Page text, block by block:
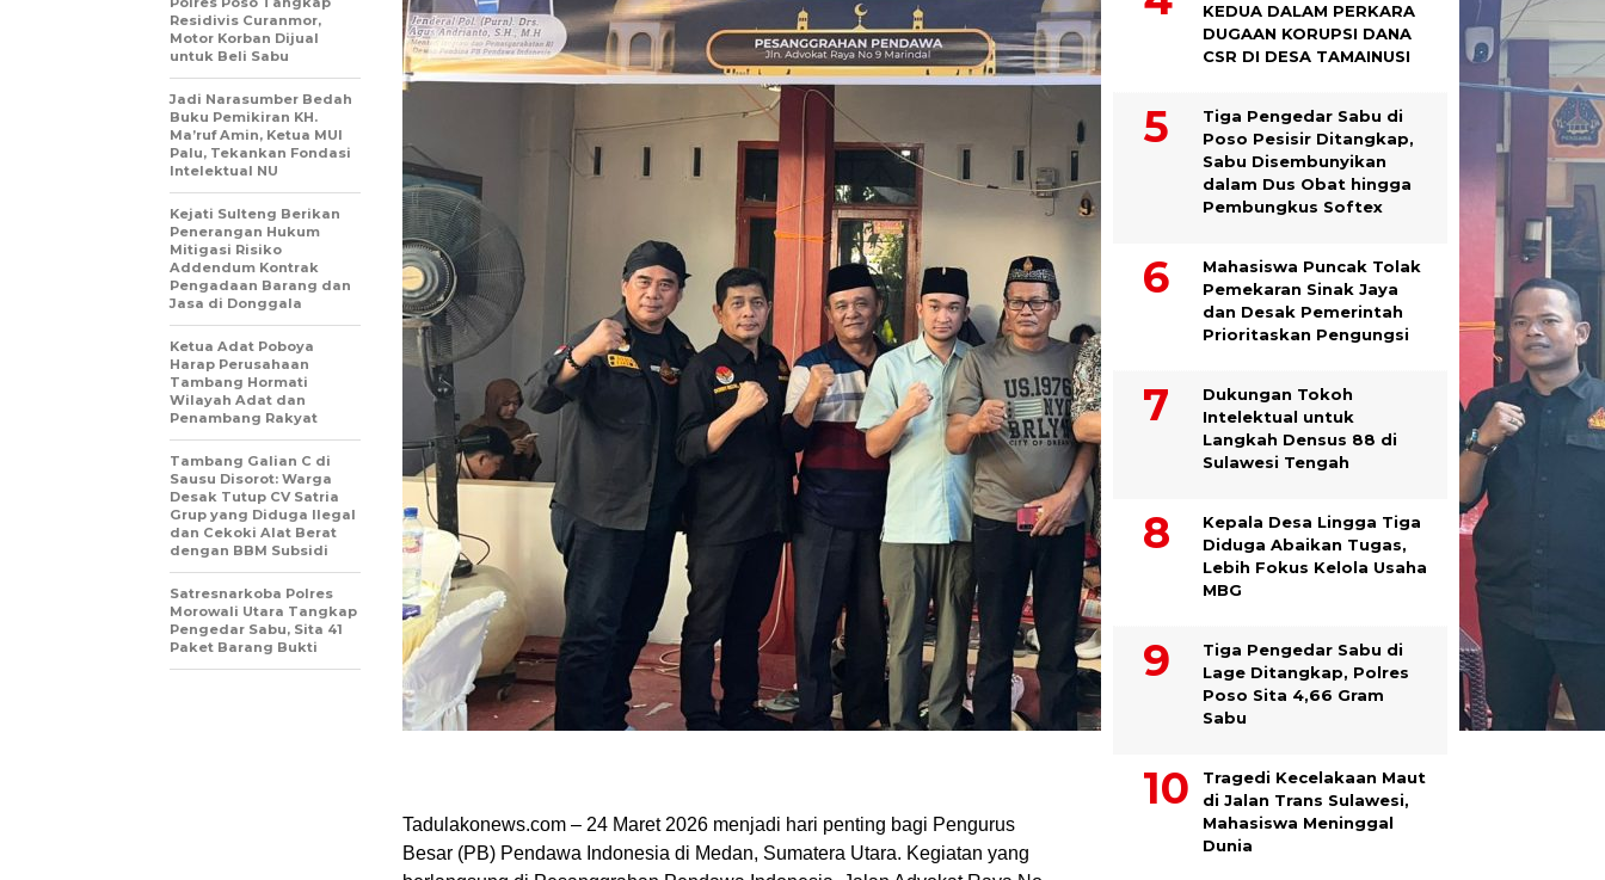
Tadulakonews.com – 24 Maret 2026 menjadi hari penting bagi Pengurus
Besar (PB) Pendawa Indonesia di Medan, Sumatera Utara. Kegiatan yang
Residivis Curanmor,
Motor Korban Dijual
untuk Beli Sabu
Jadi Narasumber Bedah
Buku Pemikiran KH.
Ma’ruf Amin, Ketua MUI
Palu, Tekankan Fondasi
Intelektual NU
Kejati Sulteng Berikan
Penerangan Hukum
Mitigasi Risiko
Addendum Kontrak
Pengadaan Barang dan
Jasa di Donggala
Ketua Adat Poboya
Harap Perusahaan
Tambang Hormati
Wilayah Adat dan
Penambang Rakyat
Tambang Galian C di
Sausu Disorot: Warga
Desak Tutup CV Satria
Grup yang Diduga Ilegal
dan Cekoki Alat Berat
dengan BBM Subsidi
Satresnarkoba Polres
Morowali Utara Tangkap
Pengedar Sabu, Sita 41
Paket Barang Bukti
KEDUA DALAM PERKARA
DUGAAN KORUPSI DANA
CSR DI DESA TAMAINUSI
Tiga Pengedar Sabu di
Poso Pesisir Ditangkap,
Sabu Disembunyikan
dalam Dus Obat hingga
Pembungkus Softex
Mahasiswa Puncak Tolak
Pemekaran Sinak Jaya
dan Desak Pemerintah
Prioritaskan Pengungsi
Dukungan Tokoh
Intelektual untuk
Langkah Densus 88 di
Sulawesi Tengah
Kepala Desa Lingga Tiga
Diduga Abaikan Tugas,
Lebih Fokus Kelola Usaha
MBG
Tiga Pengedar Sabu di
Lage Ditangkap, Polres
Poso Sita 4,66 Gram
Sabu
Tragedi Kecelakaan Maut
di Jalan Trans Sulawesi,
Mahasiswa Meninggal
Dunia